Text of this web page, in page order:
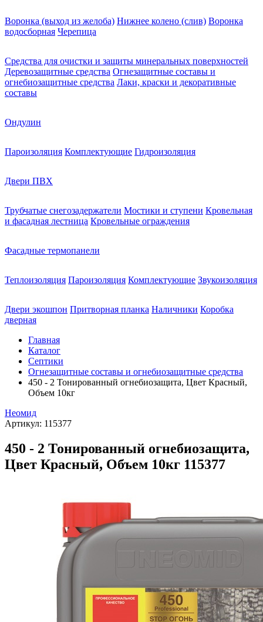
Воронка (выход из желоба) Нижнее колено (слив) Воронка
водосборная Черепица
Средства для очистки и защиты минеральных поверхностей
Деревозащитные средства Огнезащитные составы и
огнебиозащитные средства Лаки, краски и декоративные
составы
Ондулин
Пароизоляция Комплектующие Гидроизоляция
Двери ПВХ
Трубчатые снегозадержатели Мостики и ступени Кровельная
и фасадная лестница Кровельные ограждения
Фасадные термопанели
Теплоизоляция Пароизоляция Комплектующие Звукоизоляция
Двери экошпон Притворная планка Наличники Коробка
дверная
Главная
Каталог
Септики
Огнезащитные составы и огнебиозащитные средства
450 - 2 Тонированный огнебиозащита, Цвет Красный,
Объем 10кг
Неомид
Артикул: 115377
450 - 2 Тонированный огнебиозащита,
Цвет Красный, Объем 10кг 115377